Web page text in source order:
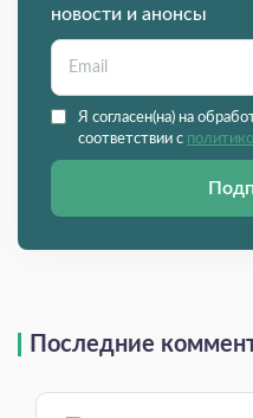
новости и анонсы
Я согласен(на) на
соответствии с
Последние